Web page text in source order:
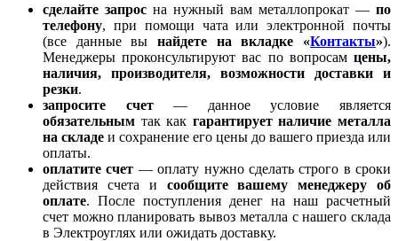
сделайте запрос на нужный вам металлопрокат — по
телефону, при помощи чата или электронной почты
(все данные вы найдете на вкладке «Контакты»).
Менеджеры проконсультируют вас по вопросам цены,
наличия, производителя, возможности доставки и
резки.
запросите счет— данное условие является
обязательным так как гарантирует наличие металла
на складе и сохранение его цены до вашего приезда или
оплаты.
оплатите счет — оплату нужно сделать строго в сроки
действия счета и сообщите вашему менеджеру об
оплате. После поступления денег на наш расчетный
счет можно планировать вывоз металла с нашего склада
в Электроуглях или ожидать доставку.